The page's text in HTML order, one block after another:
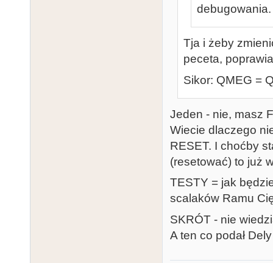
debugowania.
Tja i żeby
peceta,
Sikor: QMEG =
Jeden - nie, masz
Wiecie dlaczego
RESET. I choćby
(resetować) to już
TESTY = jak
scalaków Ramu
SKRÓT - nie
A ten co podał